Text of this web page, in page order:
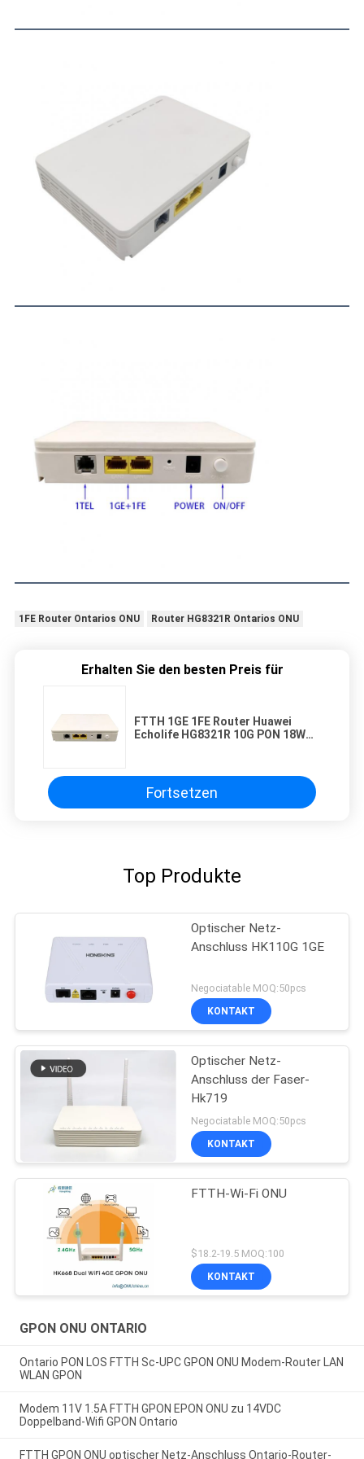
1FE Router Ontarios ONU Router HG8321R Ontarios ONU
Erhalten Sie den besten Preis für
FTTH 1GE 1FE Router Huawei
Echolife HG8321R 10G PON 18W
Fortsetzen
Top Produkte
Optischer Netz-
Anschluss HK110G 1GE
Negociatable MOQ:50pcs
KONTAKT
Optischer Netz-
Anschluss der Faser-
Hk719
Negociatable MOQ:50pcs
KONTAKT
FTTH-Wi-Fi ONU
$18.2-19.5 MOQ:100
KONTAKT
GPON ONU ONTARIO
Ontario PON LOS FTTH Sc-UPC GPON ONU Modem-Router LAN
WLAN GPON
Modem 11V 1.5A FTTH GPON EPON ONU zu 14VDC
Doppelband-Wifi GPON Ontario
FTTH GPON ONU optischer Netz-Anschluss Ontario-Router-